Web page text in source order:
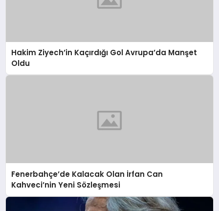
Hakim Ziyech’in Kaçırdığı Gol Avrupa’da Manşet
Oldu
Fenerbahçe’de Kalacak Olan İrfan Can
Kahveci’nin Yeni Sözleşmesi